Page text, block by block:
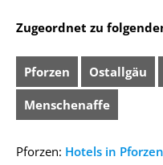
Zugeordnet zu
Pforzen Ostallgäu
Menschenaffe
Pforzen: Hotels in Pforzen